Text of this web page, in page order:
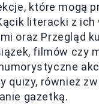
które mogą
literacki z ich
oraz Przegląd
filmów czy
quizy, również
gazetką.